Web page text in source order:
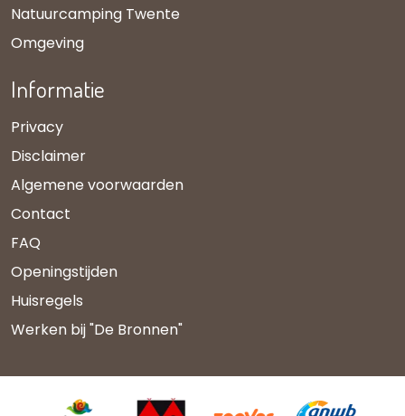
Natuurcamping Twente
Omgeving
Informatie
Privacy
Disclaimer
Algemene voorwaarden
Contact
FAQ
Openingstijden
Huisregels
Werken bij "De Bronnen"